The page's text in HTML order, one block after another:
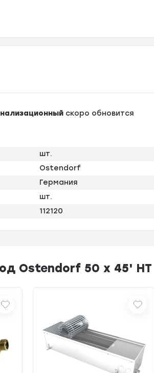
скоро обновится
шт.
Ostendorf
Германия
шт.
112120
Ostendorf 50 х 45'